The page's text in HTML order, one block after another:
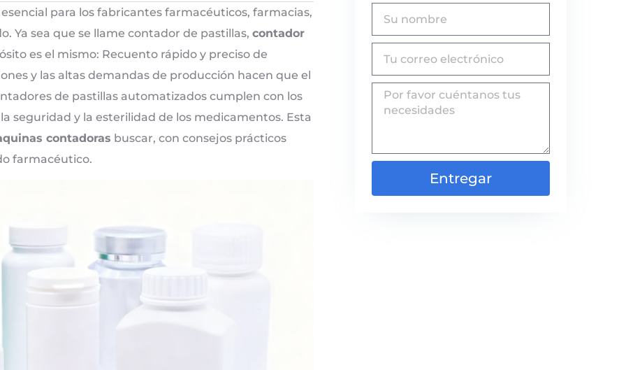
para los fabricantes farmacéuticos, farmacias,
Ya sea que se llame contador de pastillas, contador
es el mismo: Recuento rápido y preciso de
y las altas demandas de producción hacen que el
de pastillas automatizados cumplen con los
seguridad y la esterilidad de los medicamentos. Esta
contadoras buscar, con consejos prácticos
farmacéutico.
Entregar